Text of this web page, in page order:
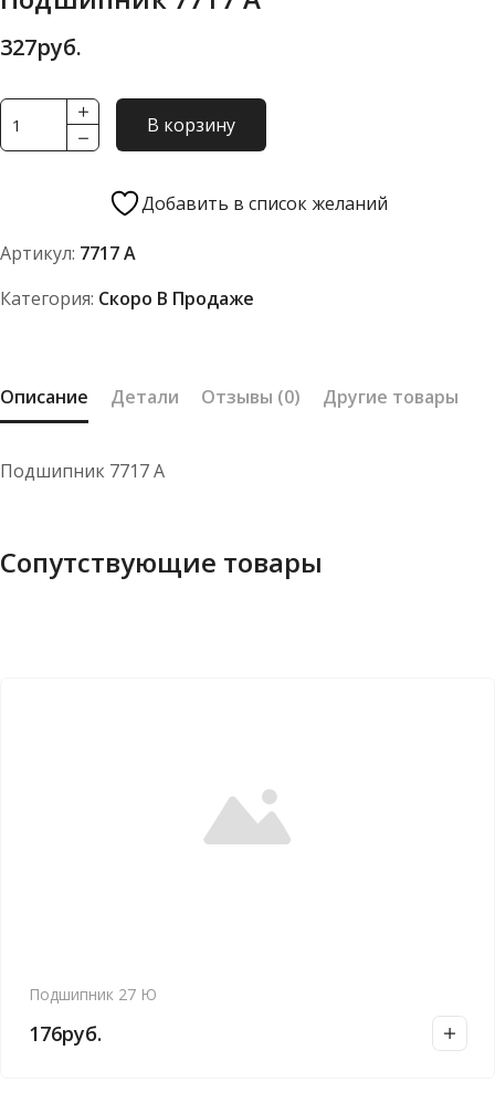
327руб.
Количество
товара
В корзину
Добавить в список желаний
Артикул: 7717 А
Категория: Скоро В Продаже
Описание Детали Отзывы (0) Другие товары
Подшипник 7717 А
Сопутствующие товары
Подшипник 27 Ю
176руб.